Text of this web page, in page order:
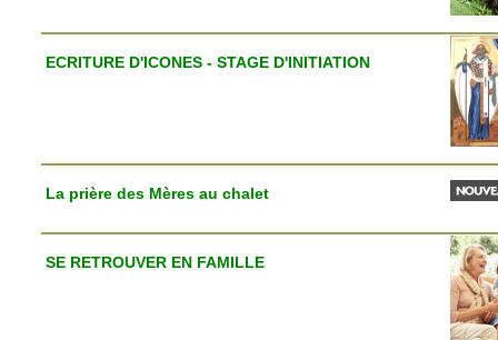
ECRITURE D'ICONES - STAGE D'INITIATION
La prière des Mères au chalet
SE RETROUVER EN FAMILLE